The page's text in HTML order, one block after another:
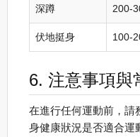
深蹲 200-
伏地挺身 100-
6. 注意事項與
在進行任何運動前，請
身健康狀況是否適合運